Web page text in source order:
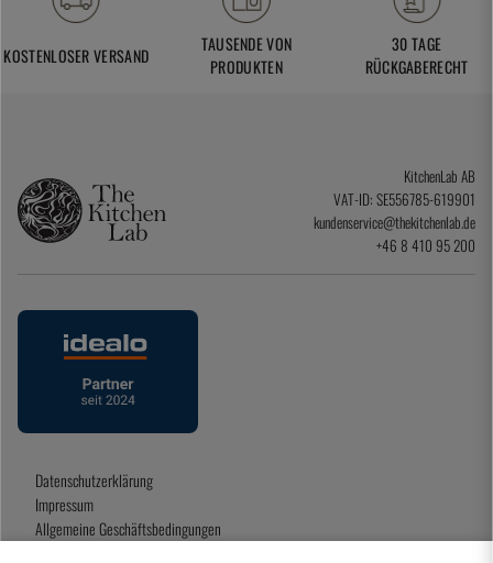
KOSTENLOSER VERSAND
TAUSENDE VON
PRODUKTEN
30 TAGE
RÜCKGABERECHT
KitchenLab AB
VAT-ID: SE556785-619901
kundenservice@thekitchenlab.de
+46 8 410 95 200
Datenschutzerklärung
Impressum
Allgemeine Geschäftsbedingungen